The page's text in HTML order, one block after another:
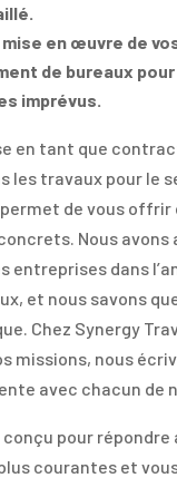
en œuvre de
de bureaux
imprévus.
en tant que
les travaux pour le
de vous offrir
Nous avons
entreprises dans
et nous savons
Chez Synergy
missions, nous
avec chacun de
conçu pour répondre
courantes et